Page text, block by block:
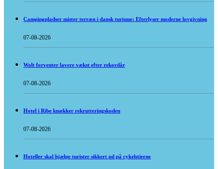
Campingpladser mister terræn i dansk turisme: Efterlyser moderne lovgivning
07-08-2026
Wolt forventer lavere vækst efter rekordår
07-08-2026
Hotel i Ribe knækker rekrutteringskoden
07-08-2026
Hoteller skal hjælpe turister sikkert ud på cykelstierne